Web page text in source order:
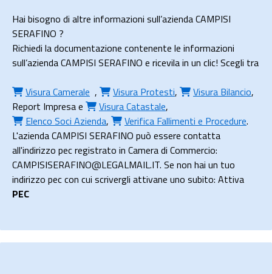
Hai bisogno di altre informazioni sull’azienda CAMPISI
SERAFINO ?
Richiedi la documentazione contenente le informazioni
sull’azienda CAMPISI SERAFINO e ricevila in un clic! Scegli tra
Visura Camerale , Visura Protesti, Visura Bilancio,
Report Impresae Visura Catastale,
Elenco Soci Azienda, Verifica Fallimenti e Procedure.
L'azienda CAMPISI SERAFINO può essere contatta
all'indirizzo pec registrato in Camera di Commercio:
CAMPISISERAFINO@LEGALMAIL.IT. Se non hai un tuo
indirizzo pec con cui scrivergli attivane uno subito: Attiva
PEC